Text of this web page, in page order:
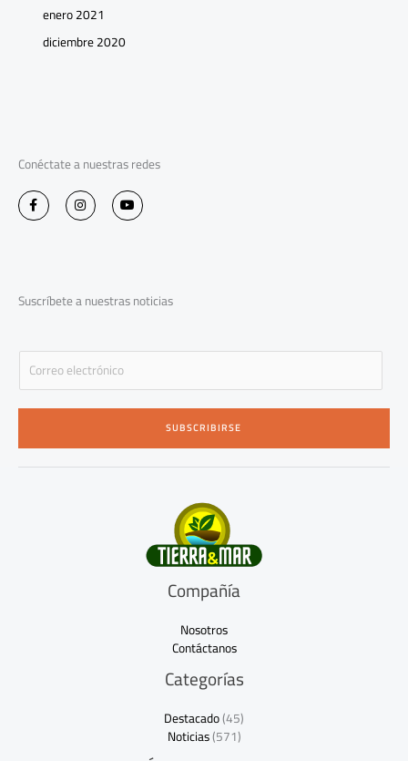
enero 2021
diciembre 2020
Conéctate a nuestras redes
F
a
c
-
f
I
n
s
m
Y
o
u
Suscríbete a nuestras noticias
E
a
i
*
SUBSCRIBIRSE
Compañía
Nosotros
Contáctanos
Categorías
Destacado(45)
Noticias(571)